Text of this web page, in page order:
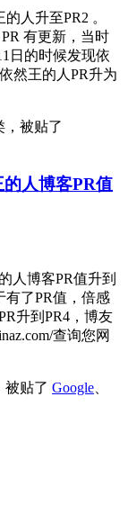
的人升至PR2 。
有更新，当时
日的时候发现依
然王的人PR升为
，被贴了
的人博客PR值
人博客PR值升到
有了PR值，倍感
升到PR4，博友
查询您网
被贴了 Google